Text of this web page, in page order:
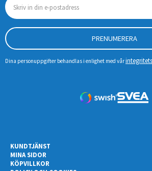
PRENUMERERA
Dina personuppgifter behandlas i enlighet med vår
KUNDTJÄNST
MINA SIDOR
KÖPVILLKOR